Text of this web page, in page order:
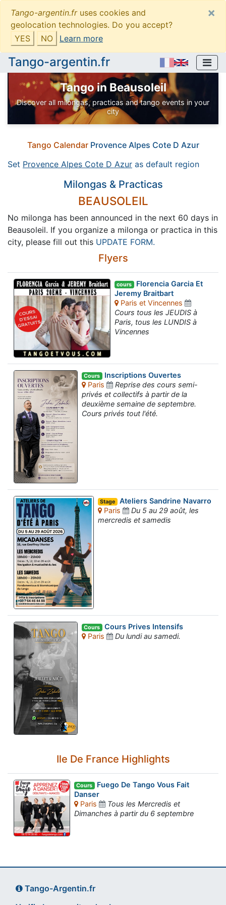
Tango-argentin.fruses cookies and
geolocation technologies. Do you accept?
YES
NO Learn more
×
Tango-argentin.fr
Tango in Beausoleil
Discover all milongas, practicas and tango events in your
city
Tango Calendar Provence Alpes Cote D Azur
Set Provence Alpes Cote D Azur as default region
Milongas & Practicas
BEAUSOLEIL
No milonga has been announced in the next 60 days in
Beausoleil. If you organize a milonga or practica in this
city, please fill out this UPDATE FORM.
Flyers
cours Florencia Garcia Et
Jeremy Braitbart
Paris et Vincennes
Cours tous les JEUDIS à
Paris, tous les LUNDIS à
Vincennes
Cours Inscriptions Ouvertes
Paris
Reprise des cours semi-
privés et collectifs à partir de la
deuxième semaine de septembre.
Cours privés tout l'été.
Stage Ateliers Sandrine Navarro
Paris
Du 5 au 29 août, les
mercredis et samedis
Cours Cours Prives Intensifs
Paris
Du lundi au samedi.
Ile De France Highlights
Cours Fuego De Tango Vous Fait
Danser
Paris
Tous les Mercredis et
Dimanches à partir du 6 septembre
Tango-Argentin.fr